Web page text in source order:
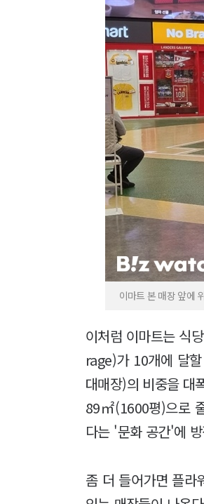
이마트 본 매장 앞에
이처럼 이마트는 식
rage)가 10개에 달
대매장)의 비중을 대
89㎡(1600평)으로
다는 '문화 공간'에
좀 더 들어가면 플